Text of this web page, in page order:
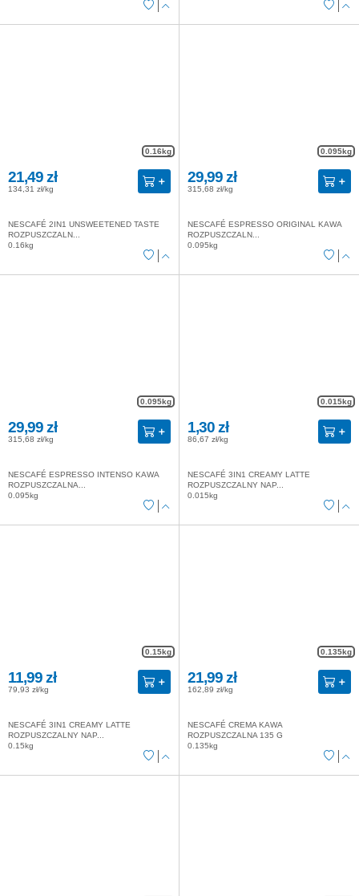
0.16kg
21,49 zł
134,31 zł/kg
NESCAFÉ 2IN1 UNSWEETENED TASTE
ROZPUSZCZALN...
0.16kg
0.095kg
29,99 zł
315,68 zł/kg
NESCAFÉ ESPRESSO ORIGINAL KAWA
ROZPUSZCZALN...
0.095kg
0.095kg
29,99 zł
315,68 zł/kg
NESCAFÉ ESPRESSO INTENSO KAWA
ROZPUSZCZALNA...
0.095kg
0.015kg
1,30 zł
86,67 zł/kg
NESCAFÉ 3IN1 CREAMY LATTE
ROZPUSZCZALNY NAP...
0.015kg
0.15kg
11,99 zł
79,93 zł/kg
NESCAFÉ 3IN1 CREAMY LATTE
ROZPUSZCZALNY NAP...
0.15kg
0.135kg
21,99 zł
162,89 zł/kg
NESCAFÉ CREMA KAWA
ROZPUSZCZALNA 135 G
0.135kg